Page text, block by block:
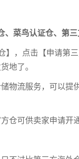
、菜鸟认证仓、第
】，点击【申请第
地了。
物流服务，可以提
仓可供卖家申请开